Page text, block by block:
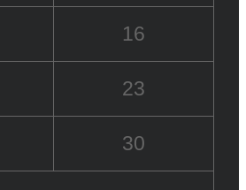
16
23
30